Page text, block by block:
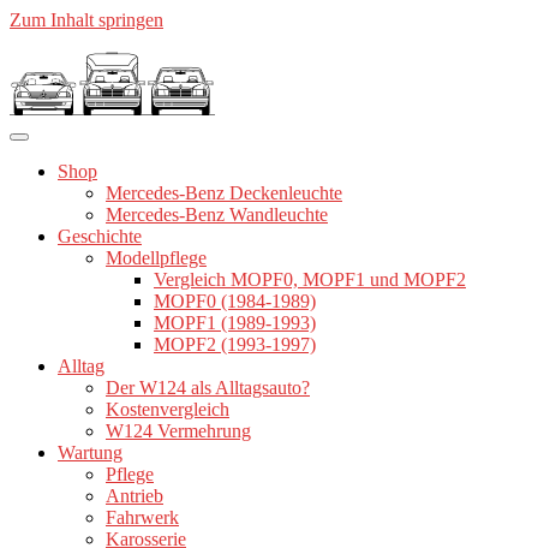
Zum Inhalt springen
Shop
Mercedes-Benz Deckenleuchte
Mercedes-Benz Wandleuchte
Geschichte
Modellpflege
Vergleich MOPF0, MOPF1 und MOPF2
MOPF0 (1984-1989)
MOPF1 (1989-1993)
MOPF2 (1993-1997)
Alltag
Der W124 als Alltagsauto?
Kostenvergleich
W124 Vermehrung
Wartung
Pflege
Antrieb
Fahrwerk
Karosserie